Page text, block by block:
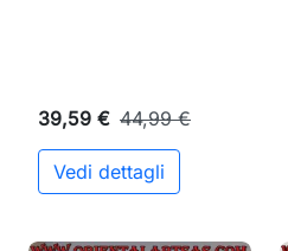
39,59 € 44,99 €
Vedi dettagli